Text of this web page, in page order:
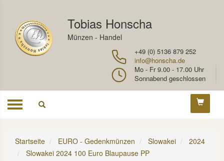
Tobias Honscha
Münzen - Handel
+49 (0) 5136 879 252
info@honscha.de
Mo - Fr 9.00 - 17.00 Uhr
Sonnabend geschlossen
Toggle
Startseite EURO - Gedenkmünzen Slowakei
2024
Slowakei 2024 100 Euro Blaupause PP